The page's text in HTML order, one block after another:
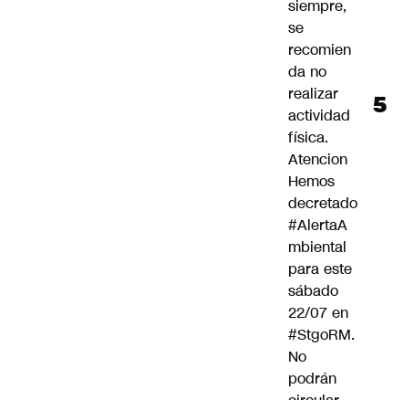
siempre,
se
recomien
da no
realizar
actividad
física.
Atencion
Hemos
decretado
#AlertaA
mbiental
para este
sábado
22/07 en
#StgoRM.
No
podrán